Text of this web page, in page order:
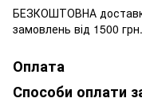
БЕЗКОШТОВНА
замовлень від 1500 грн.
Оплата
Способи оплати